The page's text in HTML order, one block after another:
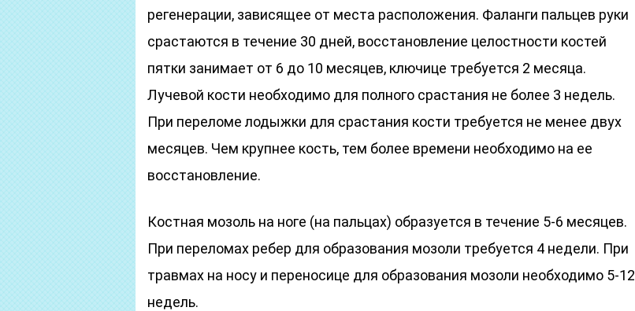
регенерации, зависящее от места расположения. Фаланги пальцев руки
срастаются в течение 30 дней, восстановление целостности костей
пятки занимает от 6 до 10 месяцев, ключице требуется 2 месяца.
Лучевой кости необходимо для полного срастания не более 3 недель.
При переломе лодыжки для срастания кости требуется не менее двух
месяцев. Чем крупнее кость, тем более времени необходимо на ее
восстановление.
Костная мозоль на ноге (на пальцах) образуется в течение 5-6 месяцев.
При переломах ребер для образования мозоли требуется 4 недели. При
травмах на носу и переносице для образования мозоли необходимо 5-12
недель.